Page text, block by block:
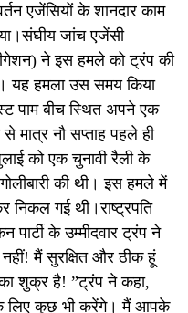
एजेंसियों के शानदार काम
जांच एजेंसी
ने इस हमले को ट्रंप की
यह हमला उस समय किया
पाम बीच स्थित अपने एक
नौ सप्ताह पहले ही
को एक चुनावी रैली के
की थी। इस हमले में
निकल गई थी।राष्ट्रपति
पार्टी के उम्मीदवार ट्रंप ने
मैं सुरक्षित और ठीक हूं
शुक्र है! ”ट्रंप ने कहा,
के लिए कुछ भी करेंगे। मैं आपके